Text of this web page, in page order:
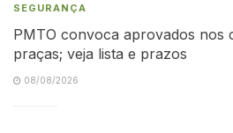
SEGURANÇA
PMTO convoca aprovados nos
praças; veja lista e prazos
08/08/2026